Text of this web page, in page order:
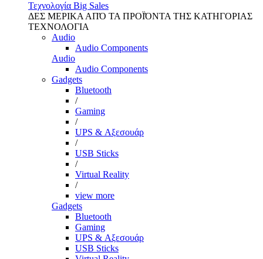
Τεχνολογία Big Sales
ΔΕΣ ΜΕΡΙΚΑ ΑΠΌ ΤΑ ΠΡΟΪΌΝΤΑ ΤΗΣ ΚΑΤΗΓΟΡΙΑΣ
ΤΕΧΝΟΛΟΓΙΑ
Audio
Audio Components
Audio
Audio Components
Gadgets
Bluetooth
/
Gaming
/
UPS & Αξεσουάρ
/
USB Sticks
/
Virtual Reality
/
view more
Gadgets
Bluetooth
Gaming
UPS & Αξεσουάρ
USB Sticks